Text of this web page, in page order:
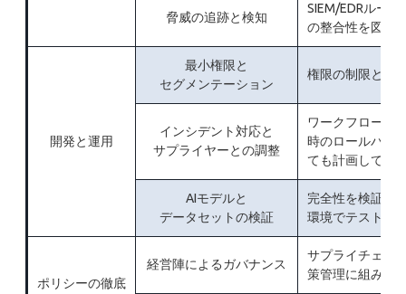
脅威の追跡と検知
SIEM/EDRルー
の整合性を図る
開発と運用
最小権限と
セグメンテーション
権限の制限と環
インシデント対応と
サプライヤーとの調整
ワークフローに
時のロールバッ
ても計画してお
AIモデルと
データセットの検証
完全性を検証し
環境でテストを
ポリシーの徹底
経営陣によるガバナンス
サプライチェー
策管理に組み込